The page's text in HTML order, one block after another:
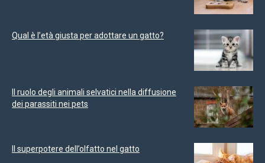
Qual è l’età giusta per adottare un gatto?
Il ruolo degli animali selvatici nella diffusione
dei parassiti nei pets
Il superpotere dell’olfatto nel gatto